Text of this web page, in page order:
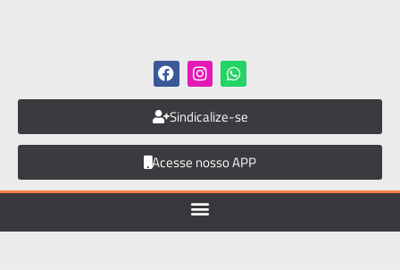
Sindicalize-se
Acesse nosso APP